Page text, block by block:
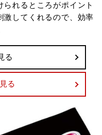
れるところがポイント
激してくれるので、効率
る
る